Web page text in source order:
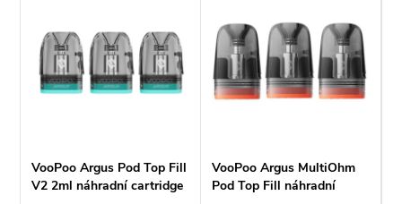
VooPoo Argus Pod Top Fill
V2 2ml náhradní cartridge
VooPoo Argus MultiOhm
Pod Top Fill náhradní